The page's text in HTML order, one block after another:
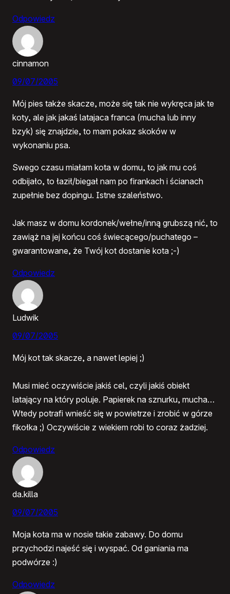
Odpowiedz
cinnamon
09/07/2005
Mój pies także skacze, może się tak nie wykręca jak te
koty, ale jak jakaś latajaca franca (mucha lub inny
bzyk) się znajdzie, to mam pokaz skoków w
wykonaniu psa.
Swego czasu miałam kota w domu, to jak mu coś
odbijało, to łaził/biegał nam po firankach i ścianach
zupełnie bez dopingu. Istne szaleństwo.
Jak masz w domu kordonek/wełne/inną grubszą nić, to
zawiąż na jej końcu coś świecącego/puchatego –
gwarantowane, że Twój kot dostanie kota ;-)
Odpowiedz
Ludwik
09/07/2005
Mój kot tak skacze, a nawet lepiej ;)
Musi mieć oczywiście jakiś cel, czyli jakiś obiekt
latający na który poluje. Papierek na sznurku, mucha…
Wtedy potrafi wnieść się w powietrze i zrobić w górze
fikołka ;) Oczywiście z wiekiem robi to coraz żadziej.
Odpowiedz
da.killa
09/07/2005
Moja kota ma w nosie takie zabawy. Do domu
przychodzi najeść się i wyspać. Od ganiania ma
podwórze :)
Odpowiedz